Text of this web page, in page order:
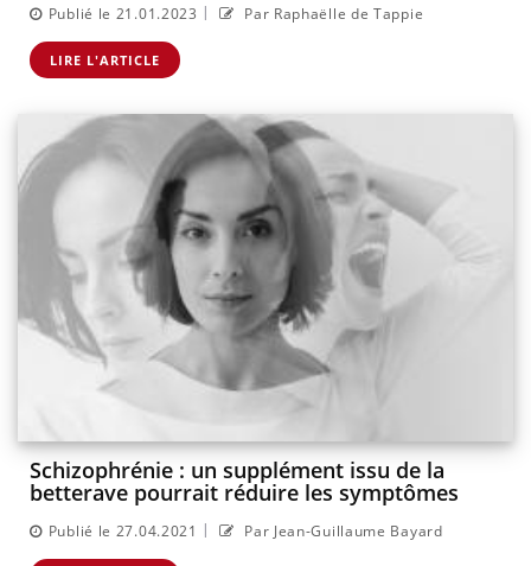
Publié le 21.01.2023 | Par Raphaëlle de Tappie
LIRE L'ARTICLE
Schizophrénie : un supplément issu de la
betterave pourrait réduire les symptômes
Publié le 27.04.2021 | Par Jean-Guillaume Bayard